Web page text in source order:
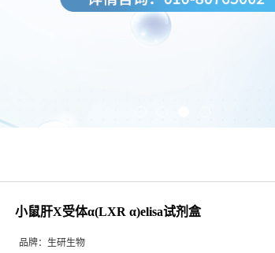
小鼠肝X受体α(LXR α)elisa试剂盒
品牌： 生研生物